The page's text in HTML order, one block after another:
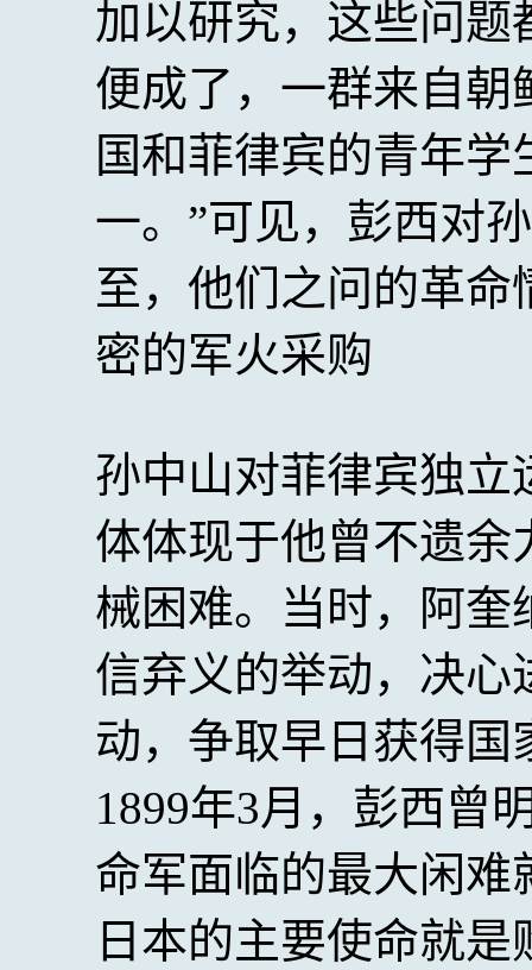
加以研究，这些问
便成了，一群来自
国和菲律宾的青年
一。”可见，彭西对
至，他们之问的革
密的军火采购
孙中山对菲律宾独
体体现于他曾不遗
械困难。当时，阿
信弃义的举动，决
动，争取早日获得
1899年3月，彭西曾
命军面临的最大闲
日本的主要使命就是